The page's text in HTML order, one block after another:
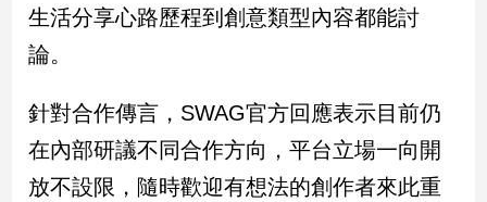
南
台
灣
點
台
生活分享心路歷程到創意類型內容都能討
論。
針對合作傳言，SWAG官方回應表示目前仍
在內部研議不同合作方向，平台立場一向開
放不設限，隨時歡迎有想法的創作者來此重